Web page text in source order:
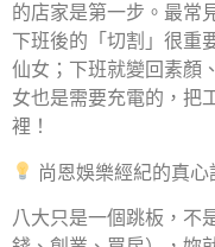
的店家是第一步。最常
下班後的「切割」很重
仙女；下班就變回素顏
女也是需要充電的，把
裡！
尚恩娛樂經紀的真心
八大只是一個跳板，不